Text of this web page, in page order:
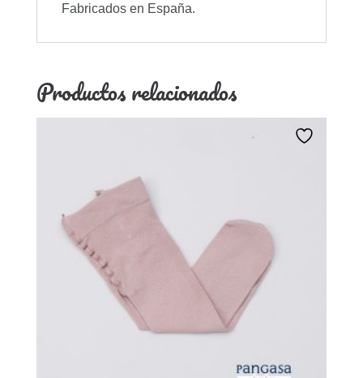
Fabricados en España.
Productos relacionados